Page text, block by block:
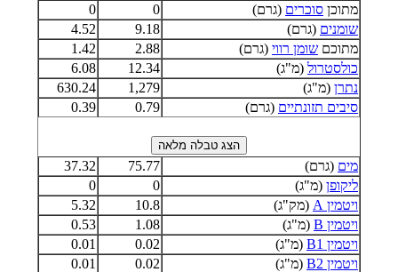
מתוכן סוכרים (גרם) 0
0
שומנים (גרם) 9.18
4.52
מתוכם שומן רווי (גרם) 2.88
1.42
כולסטרול (מ"ג) 12.34
6.08
נתרן (מ"ג) 1,279
630.24
סיבים תזונתיים (גרם) 0.79
0.39
מים (גרם) 75.77
37.32
ליקופן (מ"ג) 0
0
ויטמין A
(מק"ג) 10.8
5.32
ויטמין B
(מ"ג) 1.08
0.53
ויטמין B1
(מ"ג) 0.02
0.01
ויטמין B2
(מ"ג) 0.02
0.01